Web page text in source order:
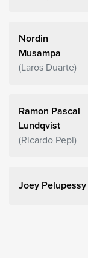
Nordin
Musampa
Laros Duarte
Ramon Pascal
Lundqvist
Ricardo Pepi
Joey Pelupessy